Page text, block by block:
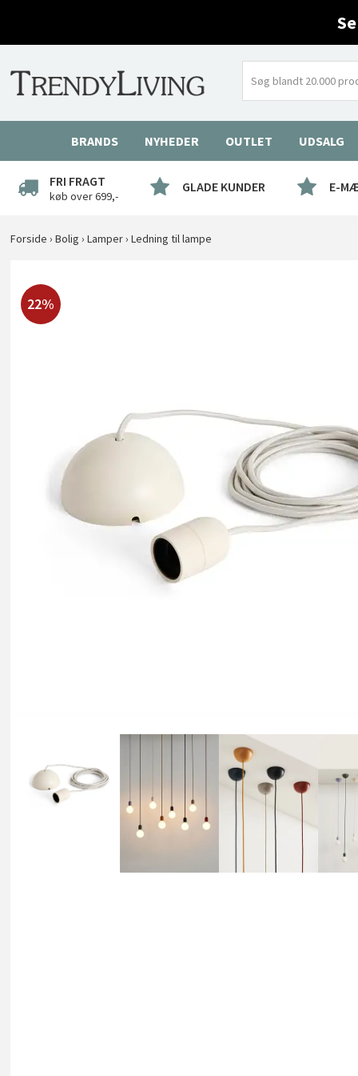
BRANDS NYHEDER OUTLET UDSALG
FRI FRAGT
køb over 699,-
GLADE KUNDER E-
Forside ›Bolig ›Lamper›Ledning til lampe
22%